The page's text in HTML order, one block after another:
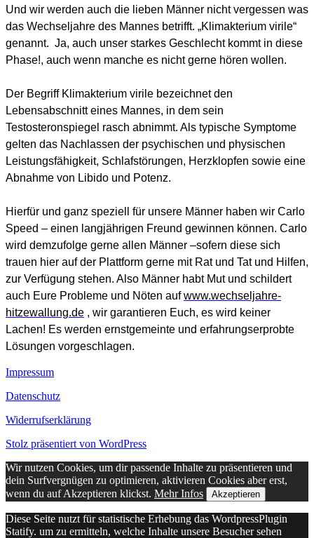
Und wir werden auch die lieben Männer nicht vergessen was
das Wechseljahre des Mannes betrifft. „Klimakterium virile“
genannt. Ja, auch unser starkes Geschlecht kommt in diese
Phase!, auch wenn manche es nicht gerne hören wollen.
Der Begriff Klimakterium virile bezeichnet den
Lebensabschnitt eines Mannes, in dem sein
Testosteronspiegel rasch abnimmt. Als typische Symptome
gelten das Nachlassen der psychischen und physischen
Leistungsfähigkeit, Schlafstörungen, Herzklopfen sowie eine
Abnahme von Libido und Potenz.
Hierfür und ganz speziell für unsere Männer haben wir Carlo
Speed – einen langjährigen Freund gewinnen können. Carlo
wird demzufolge gerne allen Männer –sofern diese sich
trauen hier auf der Plattform gerne mit Rat und Tat und Hilfen,
zur Verfügung stehen. Also Männer habt Mut und schildert
auch Eure Probleme und Nöten aufwww.wechseljahre-
hitzewallung.de , wir garantieren Euch, es wird keiner
Lachen! Es werden ernstgemeinte und erfahrungserprobte
Lösungen vorgeschlagen.
Impressum
Datenschutz
Widerrufserklärung
Stolz präsentiert von WordPress
Wir nutzen Cookies, um dir passende Inhalte zu präsentieren und
dein Surfvergnügen zu optimieren, aktivieren Cookies aber erst,
wenn du auf Akzeptieren klickst. Mehr Infos Akzeptieren
Diese Seite nutzt für statistische Erhebung das WordpressPlugin
Statify. um zu ermitteln, welche Inhalte unsere Besucher sehen